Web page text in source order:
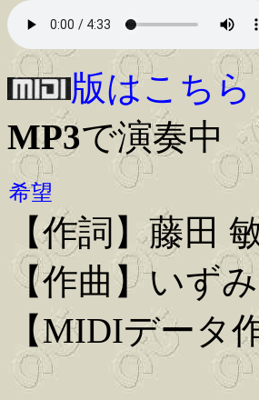
版はこちら
MP3で演奏中
希望
【作詞】藤田
【作曲】いず
【MIDIデータ